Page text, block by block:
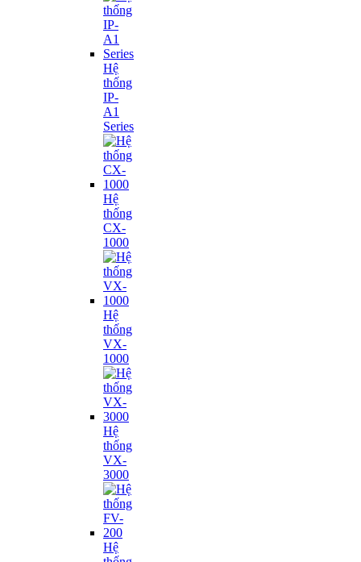
Hệ
thống
IP-
A1
Series
Hệ
thống
CX-
1000
Hệ
thống
VX-
1000
Hệ
thống
VX-
3000
Hệ